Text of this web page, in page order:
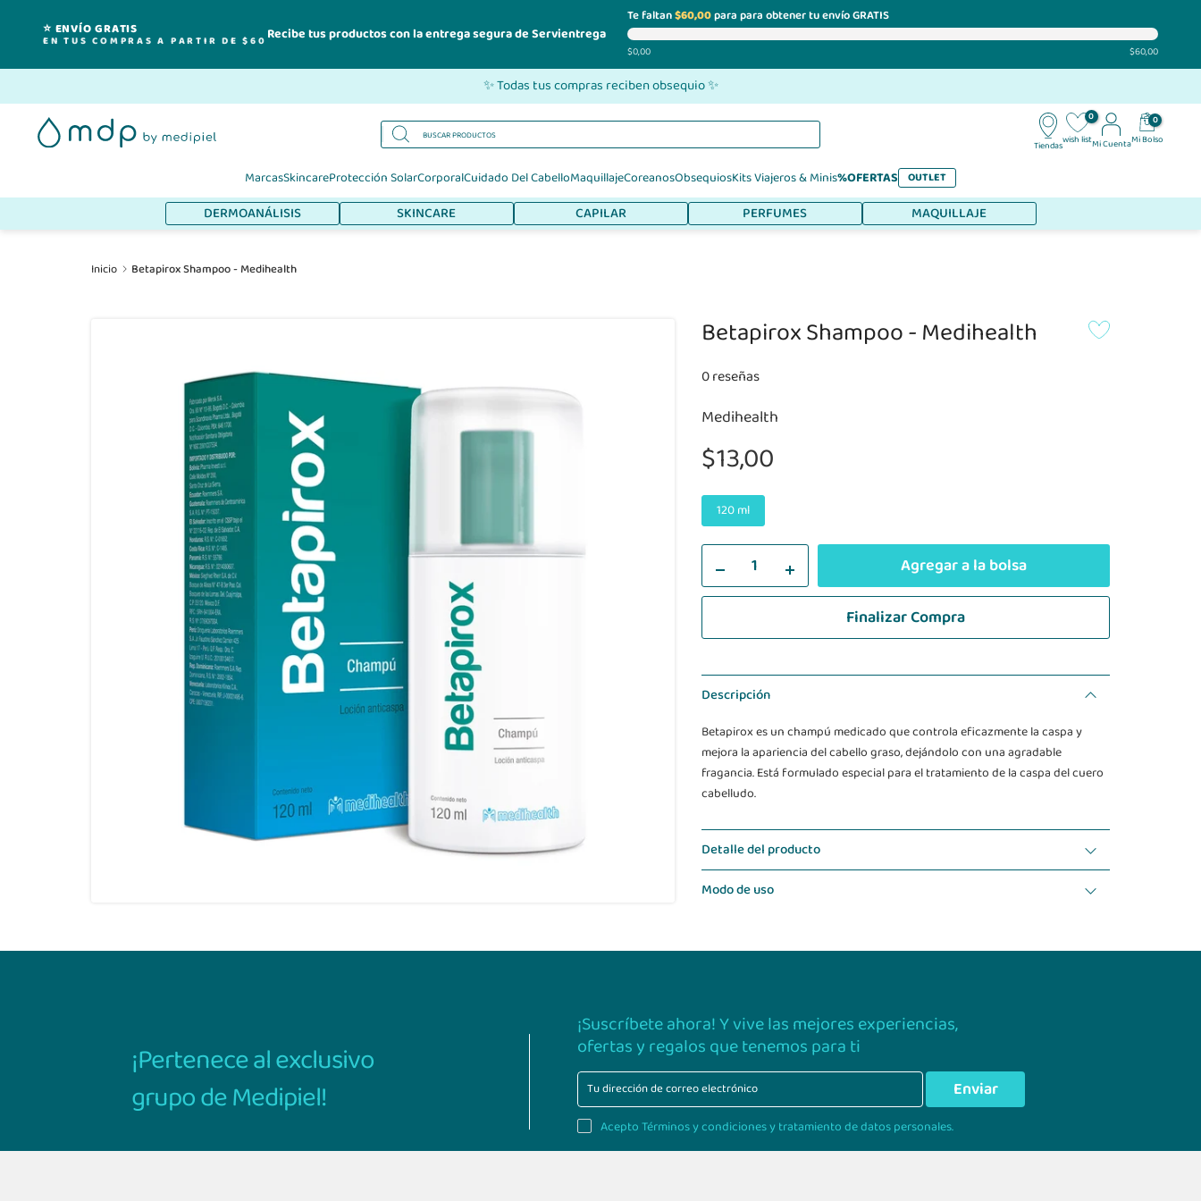
⭐ ENVÍO GRATIS
EN TUS COMPRAS A PARTIR DE $60 Recibe tus productos con la entrega segura de Servientrega
Te faltan$60,00para para obtener tu envío GRATIS
$0,00 $60,00
al
contenido
✨ Todas tus compras reciben obsequio ✨
Tiendas
0
wish listMi Cuenta
0
Mi Bolso
MarcasSkincareProtección SolarCorporalCuidado Del CabelloMaquillajeCoreanosObsequiosKits Viajeros & Minis%OFERTAS OUTLET
DERMOANÁLISIS SKINCARE CAPILAR PERFUMES MAQUILLAJE
Inicio Betapirox Shampoo - Medihealth
Betapirox Shampoo - Medihealth
0 reseñas
Medihealth
$13,00
120 ml
Agregar a la bolsa
Finalizar Compra
Descripción
Betapirox es un champú medicado que controla eficazmente la caspa y
mejora la apariencia del cabello graso, dejándolo con una agradable
fragancia. Está formulado especial para el tratamiento de la caspa del cuero
cabelludo.
Detalle del producto
Modo de uso
¡Pertenece al exclusivo
grupo de Medipiel!
¡Suscríbete ahora! Y vive las mejores experiencias,
ofertas y regalos que tenemos para ti
Enviar
Acepto Términos y condiciones y tratamiento de datos personales.